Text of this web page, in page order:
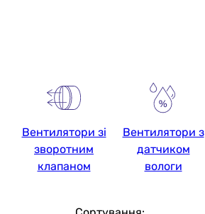
Вентилятори зі
зворотним
клапаном
Вентилятори з
датчиком
вологи